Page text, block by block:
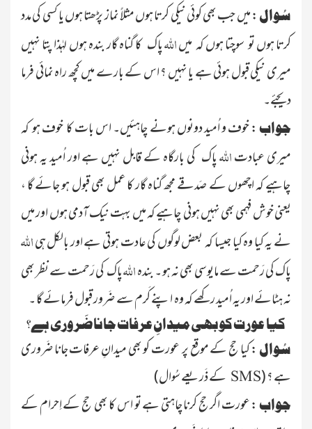
سُوال : میں جب بھی کوئی نیکی کرتا ہوں مثلاً نماز پڑھتا ہوں یا کسی کی مدد
کرتا ہوں تو سوچتا ہوں کہ میںاللہپاک کا گناہ گار بندہ ہوں لہٰذا پتا نہیں
میری نیکی قبول ہوئی ہے یا نہیں ؟ اس کے بارے میں کچھ راہ نمائی فرما
دیجئے۔
جواب : خوف و اُمید دونوں ہونے چاہئیں۔ اس بات کا خوف ہو کہ
میری عبادتاللہپاک کی بارگاہ کے قابل نہیں ہے اور اُمید یہ ہونی
چاہیے کہ اچھوں کے صَدقے مجھ گناہ گار کا عمل بھی قبول ہو جائے گا ،
یعنی خوش فہمی بھی نہیں ہونی چاہیے کہ میں بہت نیک آدمی ہوں اور میں
نے یہ کیا وہ کیا جیسا کہ بعض لوگوں کی عادت ہوتی ہے اور بالکل ہیاللہ
پاک کی رَحمت سے مایوسی بھی نہ ہو ۔ بندہاللہپاک کی رَحمت سے نظر بھی
نہ ہٹائے اور یہ اُمید رکھے کہ وہ اپنے کَرم سے ضَرور قبول فرمائے گا ۔
کیا عورت کو بھی میدانِ عرفات جانا ضَروری ہے؟
سُوال : کیا حج کے موقع پر عورت کو بھی میدانِ عرفات جانا ضَروری
ہے ؟(
SMS کے ذَریعے سُوال)
جواب : عورت اگر حج کرنا چاہتی ہے تو اس کا بھی حج کے اِحرام کے